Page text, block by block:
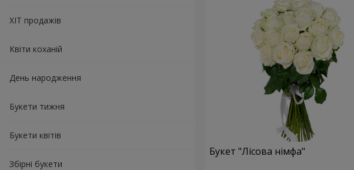
ХІТ продажів
Квіти коханій
День народження
Букети тижня
Букети квітів
Збірні букети
Букет "Лісова німфа"